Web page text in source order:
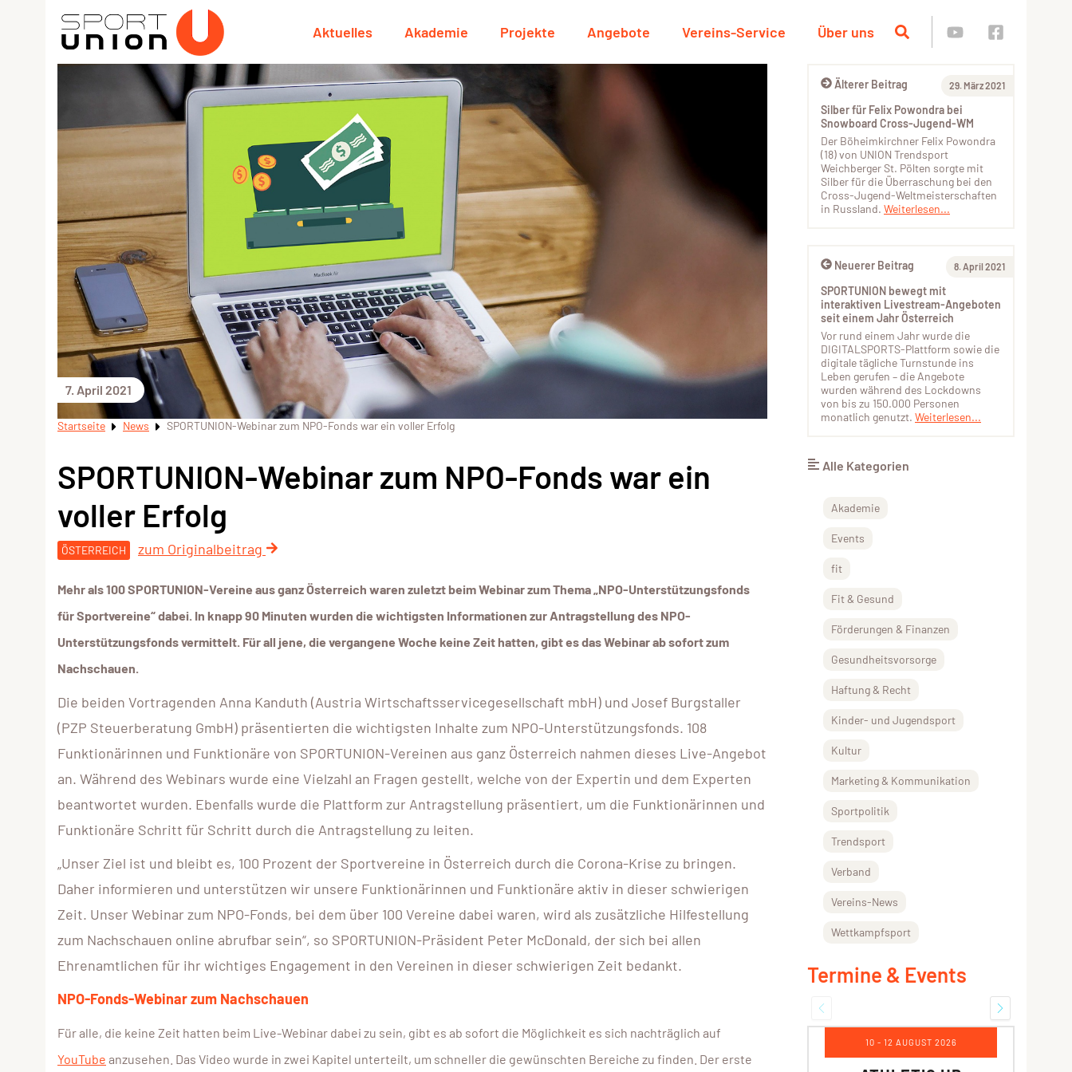
Aktuelles Akademie Projekte Angebote Vereins-Service Über uns
7. April 2021
Startseite News SPORTUNION-Webinar zum NPO-Fonds war ein voller Erfolg
SPORTUNION-Webinar zum NPO-Fonds war ein
voller Erfolg
ÖSTERREICH zum Originalbeitrag
Mehr als 100 SPORTUNION-Vereine aus ganz Österreich waren zuletzt beim Webinar zum Thema „NPO-Unterstützungsfonds
für Sportvereine“ dabei. In knapp 90 Minuten wurden die wichtigsten Informationen zur Antragstellung des NPO-
Unterstützungsfonds vermittelt. Für all jene, die vergangene Woche keine Zeit hatten, gibt es das Webinar ab sofort zum
Nachschauen.
Die beiden Vortragenden Anna Kanduth (Austria Wirtschaftsservicegesellschaft mbH) und Josef Burgstaller
(PZP Steuerberatung GmbH) präsentierten die wichtigsten Inhalte zum NPO-Unterstützungsfonds. 108
Funktionärinnen und Funktionäre von SPORTUNION-Vereinen aus ganz Österreich nahmen dieses Live-Angebot
an. Während des Webinars wurde eine Vielzahl an Fragen gestellt, welche von der Expertin und dem Experten
beantwortet wurden. Ebenfalls wurde die Plattform zur Antragstellung präsentiert, um die Funktionärinnen und
Funktionäre Schritt für Schritt durch die Antragstellung zu leiten.
„Unser Ziel ist und bleibt es, 100 Prozent der Sportvereine in Österreich durch die Corona-Krise zu bringen.
Daher informieren und unterstützen wir unsere Funktionärinnen und Funktionäre aktiv in dieser schwierigen
Zeit. Unser Webinar zum NPO-Fonds, bei dem über 100 Vereine dabei waren, wird als zusätzliche Hilfestellung
zum Nachschauen online abrufbar sein“, so SPORTUNION-Präsident Peter McDonald, der sich bei allen
Ehrenamtlichen für ihr wichtiges Engagement in den Vereinen in dieser schwierigen Zeit bedankt.
NPO-Fonds-Webinar zum Nachschauen
Für alle, die keine Zeit hatten beim Live-Webinar dabei zu sein, gibt es ab sofort die Möglichkeit es sich nachträglich auf
YouTube anzusehen. Das Video wurde in zwei Kapitel unterteilt, um schneller die gewünschten Bereiche zu finden. Der erste
Älterer Beitrag 29. März 2021
Silber für Felix Powondra bei
Snowboard Cross-Jugend-WM
Der Böheimkirchner Felix Powondra
(18) von UNION Trendsport
Weichberger St. Pölten sorgte mit
Silber für die Überraschung bei den
Cross-Jugend-Weltmeisterschaften
in Russland. Weiterlesen...
Neuerer Beitrag 8. April 2021
SPORTUNION bewegt mit
interaktiven Livestream-Angeboten
seit einem Jahr Österreich
Vor rund einem Jahr wurde die
DIGITALSPORTS-Plattform sowie die
digitale tägliche Turnstunde ins
Leben gerufen – die Angebote
wurden während des Lockdowns
von bis zu 150.000 Personen
monatlich genutzt. Weiterlesen...
Alle Kategorien
Akademie
Events
fit
Fit & Gesund
Förderungen & Finanzen
Gesundheitsvorsorge
Haftung & Recht
Kinder- und Jugendsport
Kultur
Marketing & Kommunikation
Sportpolitik
Trendsport
Verband
Vereins-News
Wettkampfsport
Termine & Events
10 - 12 AUGUST 2026 17 - 19 AUGUST 2026